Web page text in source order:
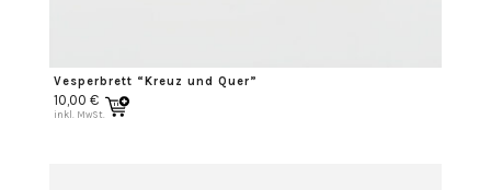
Vesperbrett “Kreuz und Quer”
10,00 €
inkl. MwSt.